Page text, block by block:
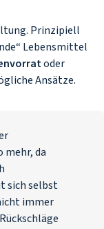
Prinzipiell
Lebensmittel
oder
Ansätze.
mehr, da
sich selbst
immer